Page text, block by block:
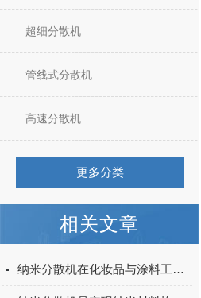
超细分散机
管线式分散机
高速分散机
更多分类
相关文章
纳米分散机在化妆品与涂料工业中的应用